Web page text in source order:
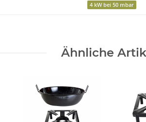
4 kW bei 50 mbar
Ähnliche